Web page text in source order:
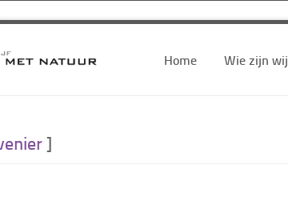
Home Wie zijn wij
]